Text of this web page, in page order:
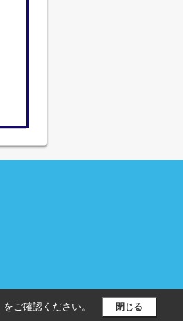
をご確認ください。 閉じる